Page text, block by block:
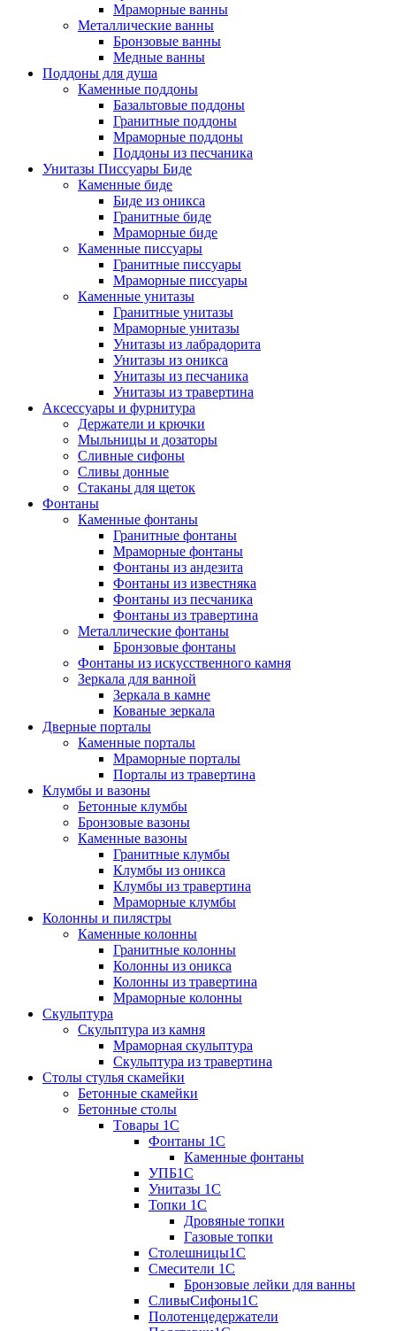
Мраморные ванны
Металлические ванны
Бронзовые ванны
Медные ванны
Поддоны для душа
Каменные поддоны
Базальтовые поддоны
Гранитные поддоны
Мраморные поддоны
Поддоны из песчаника
Унитазы Писсуары Биде
Каменные биде
Биде из оникса
Гранитные биде
Мраморные биде
Каменные писсуары
Гранитные писсуары
Мраморные писсуары
Каменные унитазы
Гранитные унитазы
Мраморные унитазы
Унитазы из лабрадорита
Унитазы из оникса
Унитазы из песчаника
Унитазы из травертина
Аксессуары и фурнитура
Держатели и крючки
Мыльницы и дозаторы
Сливные сифоны
Сливы донные
Стаканы для щеток
Фонтаны
Каменные фонтаны
Гранитные фонтаны
Мраморные фонтаны
Фонтаны из андезита
Фонтаны из известняка
Фонтаны из песчаника
Фонтаны из травертина
Металлические фонтаны
Бронзовые фонтаны
Фонтаны из искусственного камня
Зеркала для ванной
Зеркала в камне
Кованые зеркала
Дверные порталы
Каменные порталы
Мраморные порталы
Порталы из травертина
Клумбы и вазоны
Бетонные клумбы
Бронзовые вазоны
Каменные вазоны
Гранитные клумбы
Клумбы из оникса
Клумбы из травертина
Мраморные клумбы
Колонны и пилястры
Каменные колонны
Гранитные колонны
Колонны из оникса
Колонны из травертина
Мраморные колонны
Скульптура
Скульптура из камня
Мраморная скульптура
Скульптура из травертина
Столы стулья скамейки
Бетонные скамейки
Бетонные столы
Tовары 1C
Фонтаны 1C
Каменные фонтаны
УПБ1С
Унитазы 1С
Топки 1С
Дровяные топки
Газовые топки
Столешницы1С
Смесители 1С
Бронзовые лейки для ванны
СливыСифоны1С
Полотенцедержатели